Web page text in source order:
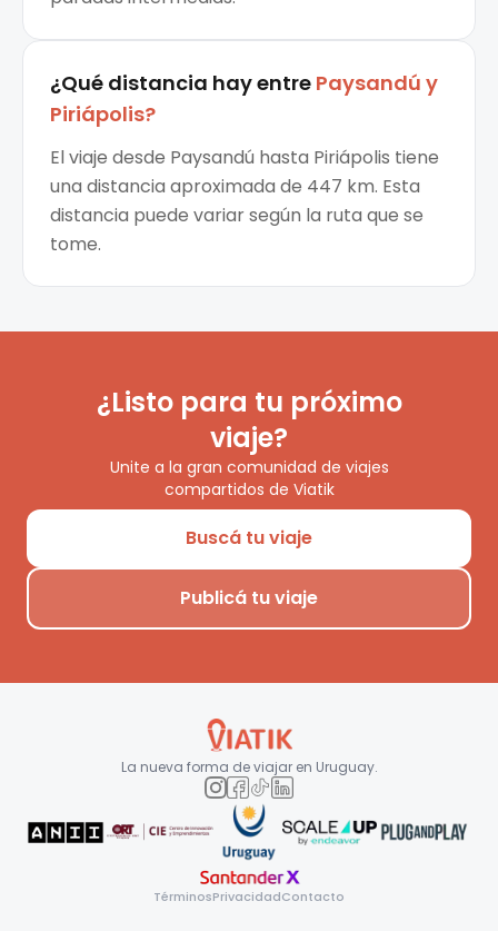
¿Qué distancia hay entre Paysandú y
Piriápolis?
El viaje desde Paysandú hasta Piriápolis tiene
una distancia aproximada de 447 km. Esta
distancia puede variar según la ruta que se
tome.
¿Listo para tu próximo
viaje?
Unite a la gran comunidad de viajes
compartidos de Viatik
Buscá tu viaje
Publicá tu viaje
La nueva forma de viajar en Uruguay.
TérminosPrivacidadContacto